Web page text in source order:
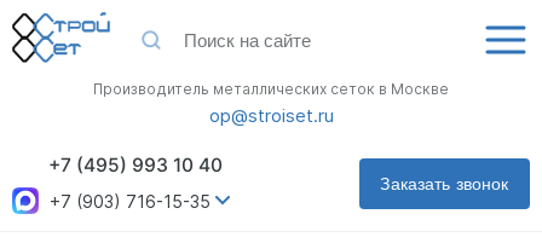
Заказать звонок
+7 (495) 993 10 40
+7 (903) 716-15-35
Производитель металлических сеток в Москве
op@stroiset.ru